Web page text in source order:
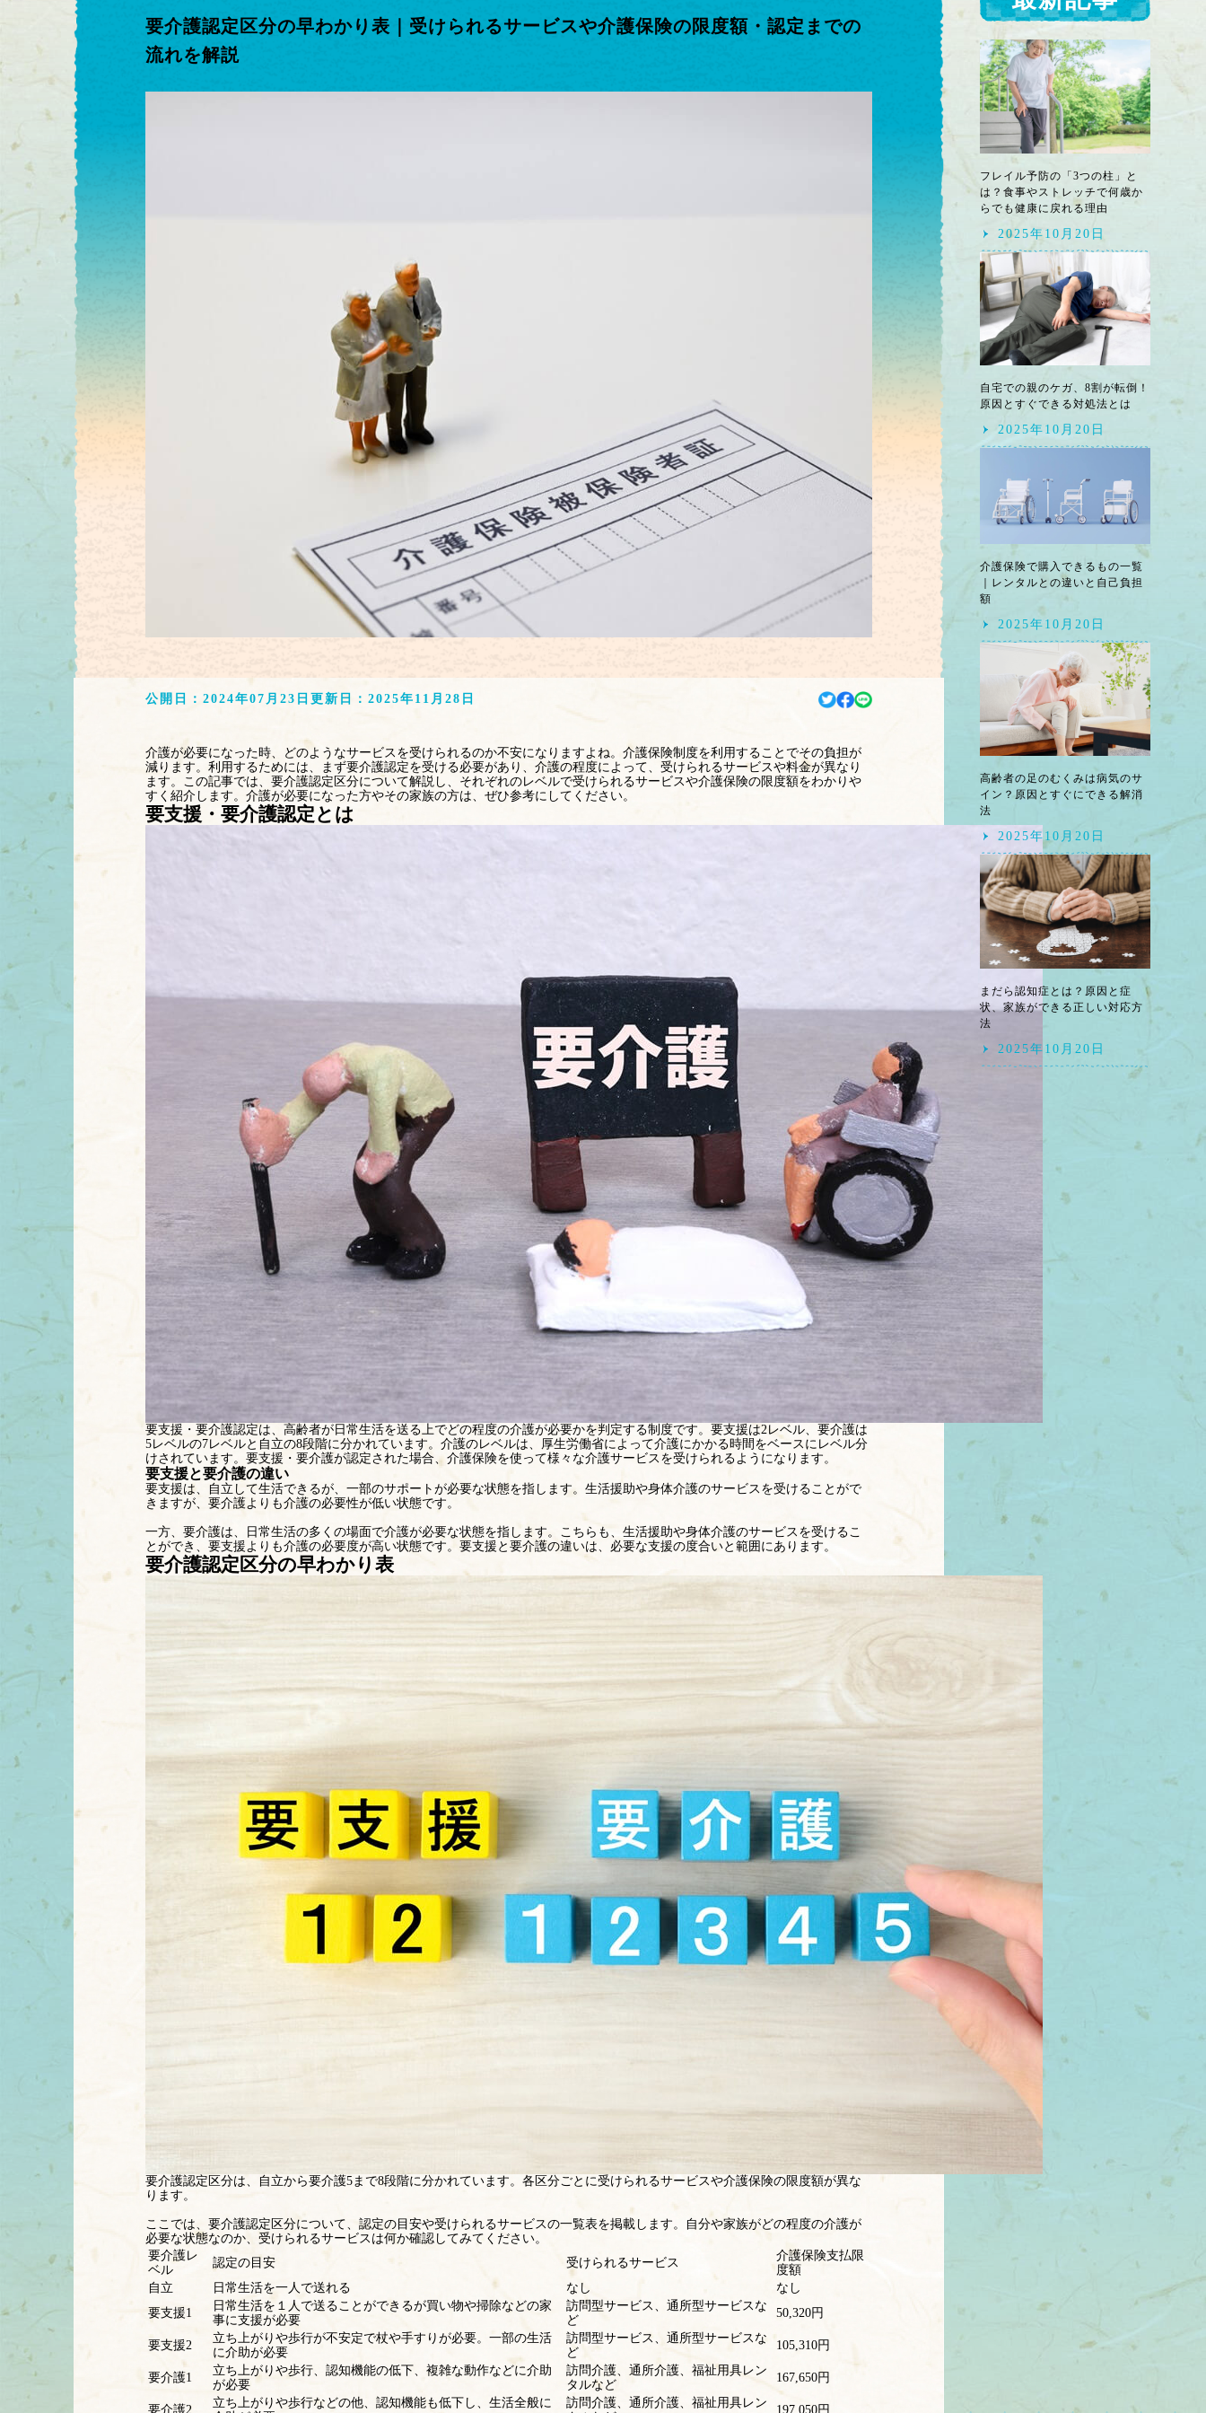
要介護認定区分の早わかり表｜受けられるサービスや介護保険の限度額・認定までの
流れを解説
公開日： 2024年07月23日 更新日： 2025年11月28日
介護が必要になった時、どのようなサービスを受けられるのか不安になりますよね。介護保険制度を利用することでその負担が
減ります。利用するためには、まず要介護認定を受ける必要があり、介護の程度によって、受けられるサービスや料金が異なり
ます。この記事では、要介護認定区分について解説し、それぞれのレベルで受けられるサービスや介護保険の限度額をわかりや
すく紹介します。介護が必要になった方やその家族の方は、ぜひ参考にしてください。
要支援・要介護認定とは
要支援・要介護認定は、高齢者が日常生活を送る上でどの程度の介護が必要かを判定する制度です。要支援は2レベル、要介護は
5レベルの7レベルと自立の8段階に分かれています。介護のレベルは、厚生労働省によって介護にかかる時間をベースにレベル分
けされています。要支援・要介護が認定された場合、介護保険を使って様々な介護サービスを受けられるようになります。
要支援と要介護の違い
要支援は、自立して生活できるが、一部のサポートが必要な状態を指します。生活援助や身体介護のサービスを受けることがで
きますが、要介護よりも介護の必要性が低い状態です。
一方、要介護は、日常生活の多くの場面で介護が必要な状態を指します。こちらも、生活援助や身体介護のサービスを受けるこ
とができ、要支援よりも介護の必要度が高い状態です。要支援と要介護の違いは、必要な支援の度合いと範囲にあります。
要介護認定区分の早わかり表
要介護認定区分は、自立から要介護5まで8段階に分かれています。各区分ごとに受けられるサービスや介護保険の限度額が異な
ります。
ここでは、要介護認定区分について、認定の目安や受けられるサービスの一覧表を掲載します。自分や家族がどの程度の介護が
必要な状態なのか、受けられるサービスは何か確認してみてください。
要介護レ
ベル
認定の目安 受けられるサービス
介護保険支払限
度額
自立
日常生活を一人で送れる なし
なし
要支援1
日常生活を１人で送ることができるが買い物や掃除などの家
事に支援が必要
訪問型サービス、通所型サービスな
ど
50,320円
要支援2
立ち上がりや歩行が不安定で杖や手すりが必要。一部の生活
に介助が必要
訪問型サービス、通所型サービスな
ど
105,310円
要介護1
立ち上がりや歩行、認知機能の低下、複雑な動作などに介助
が必要
訪問介護、通所介護、福祉用具レン
タルなど
167,650円
要介護2
立ち上がりや歩行などの他、認知機能も低下し、生活全般に
訪問介護、通所介護、福祉用具レン
197,050円
フレイル予防の「3つの柱」と
は？食事やストレッチで何歳か
らでも健康に戻れる理由
2025年10月20日
自宅での親のケガ、8割が転倒！
原因とすぐできる対処法とは
2025年10月20日
介護保険で購入できるもの一覧
｜レンタルとの違いと自己負担
額
2025年10月20日
高齢者の足のむくみは病気のサ
イン？原因とすぐにできる解消
法
2025年10月20日
まだら認知症とは？原因と症
状、家族ができる正しい対応方
法
2025年10月20日